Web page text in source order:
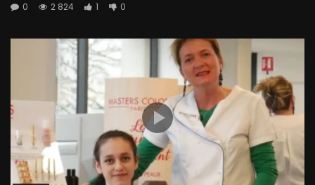
0
2 824 1 0